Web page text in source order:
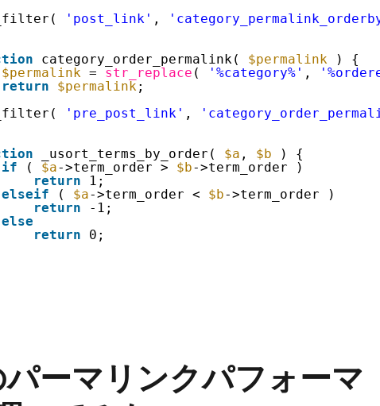
'post_link' ,
category_order_permalink( $permalink
) {
$permalink = str_replace ( '%category%' ,
return
$permalink;
'pre_post_link' ,
_usort_terms_by_order( $a , $b
) {
if
( $a->term_order > $b->term_order )
return
1;
elseif
( $a->term_order < $b->term_order )
return
-1;
else
return
0;
ーマリンクパフォーマ